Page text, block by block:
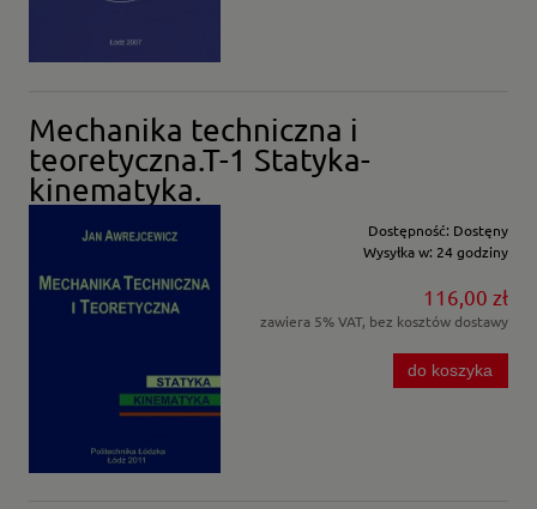
Mechanika techniczna i
teoretyczna.T-1 Statyka-
kinematyka.
Dostępność: Dostęny
Wysyłka w: 24 godziny
116,00 zł
zawiera 5% VAT, bez kosztów dostawy
do koszyka